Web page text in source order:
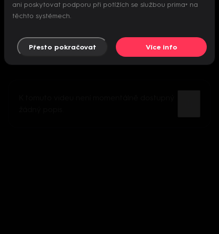
Nepodařilo se inicializovat přehrávač
ani poskytovat podporu při potížích se službou prima+ na
těchto systémech.
Přesto pokračovat Více info